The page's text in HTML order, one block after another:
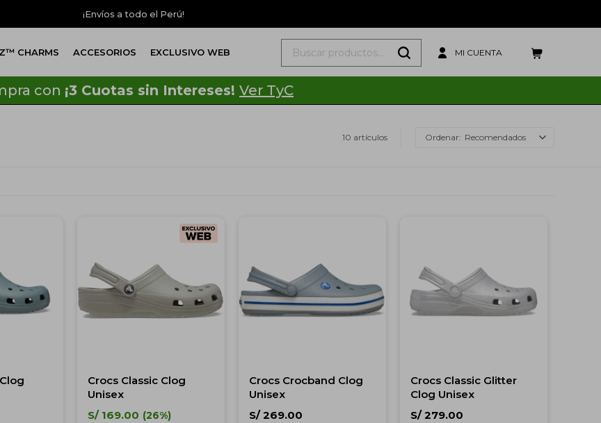
¡Envíos a todo el Perú!
CHARMS ACCESORIOS EXCLUSIVO WEB
con ¡3 Cuotas sin Intereses! Ver TyC
10 artículos Recomendados
Crocs Classic Clog
Unisex
S/ 169.00 26
Crocs Crocband Clog
Unisex
S/ 269.00
Crocs Classic Glitter
Clog Unisex
S/ 279.00